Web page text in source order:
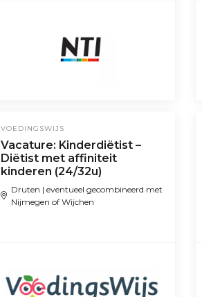
VOEDINGSWIJS
Vacature: Kinderdiëtist –
Diëtist met affiniteit
kinderen (24/32u)
Druten | eventueel gecombineerd met
Nijmegen of Wijchen